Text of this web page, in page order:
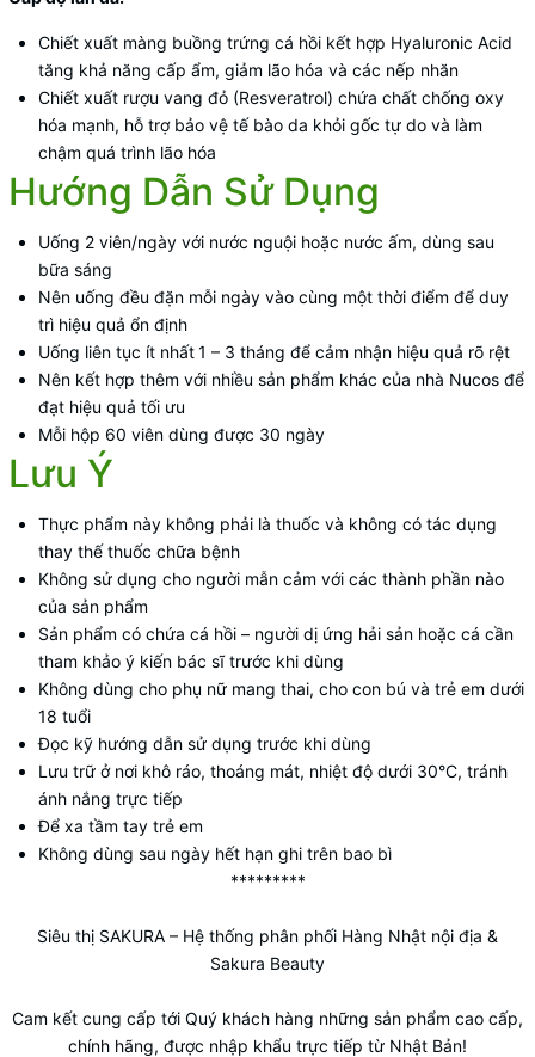
Chiết xuất màng buồng trứng cá hồi kết hợp Hyaluronic Acid
tăng khả năng cấp ẩm, giảm lão hóa và các nếp nhăn
Chiết xuất rượu vang đỏ (Resveratrol) chứa chất chống oxy
hóa mạnh, hỗ trợ bảo vệ tế bào da khỏi gốc tự do và làm
chậm quá trình lão hóa
Hướng Dẫn Sử Dụng
Uống 2 viên/ngày với nước nguội hoặc nước ấm, dùng sau
bữa sáng
Nên uống đều đặn mỗi ngày vào cùng một thời điểm để duy
trì hiệu quả ổn định
Uống liên tục ít nhất1 – 3 tháng để cảm nhận hiệu quả rõ rệt
Nên kết hợp thêm với nhiều sản phẩm khác của nhà Nucos để
đạt hiệu quả tối ưu
Mỗi hộp 60 viên dùng được 30 ngày
Lưu Ý
Thực phẩm này không phải là thuốc và không có tác dụng
thay thế thuốc chữa bệnh
Không sử dụng cho người mẫn cảm với các thành phần nào
của sản phẩm
Sản phẩm có chứa cá hồi – người dị ứng hải sản hoặc cá cần
tham khảo ý kiến bác sĩ trước khi dùng
Không dùng cho phụ nữ mang thai, cho con bú và trẻ em dưới
18 tuổi
Đọc kỹ hướng dẫn sử dụng trước khi dùng
Lưu trữ ở nơi khô ráo, thoáng mát, nhiệt độ dưới 30°C, tránh
ánh nắng trực tiếp
Để xa tầm tay trẻ em
Không dùng sau ngày hết hạn ghi trên bao bì
*********
Siêu thị SAKURA – Hệ thống phân phối Hàng Nhật nội địa &
Sakura Beauty
Cam kết cung cấp tới Quý khách hàng những sản phẩm cao cấp,
chính hãng, được nhập khẩu trực tiếp từ Nhật Bản!